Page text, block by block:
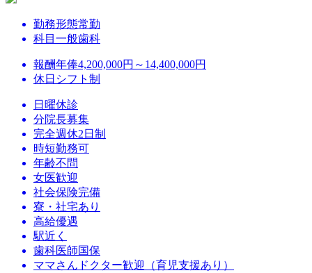
勤務形態常勤
科目 一般歯科
報酬年俸4,200,000円～14,400,000円
休日 シフト制
日曜休診
分院長募集
完全週休2日制
時短勤務可
年齢不問
女医歓迎
社会保険完備
寮・社宅あり
高給優遇
駅近く
歯科医師国保
ママさんドクター歓迎（育児支援あり）